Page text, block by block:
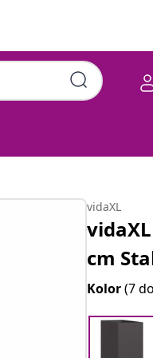
vidaXL
cm
Kolor(7